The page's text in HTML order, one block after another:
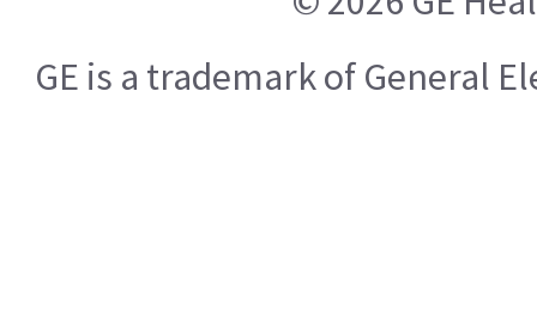
GE is a trademark of General